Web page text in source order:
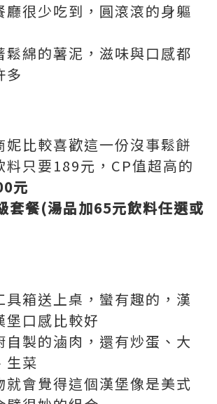
廳很少吃到，圓滾滾的身軀
鬆綿的薯泥，滋味與口感都
多
妮比較喜歡這一份沒事鬆餅
料只要189元，CP值超高的
元
套餐(湯品加65元飲料任選或
具箱送上桌，蠻有趣的，漢
堡口感比較好
自製的滷肉，還有炒蛋、大
生菜
就會覺得這個漢堡像是美式